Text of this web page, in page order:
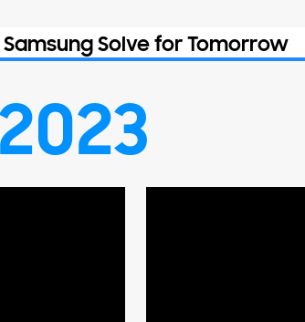
Samsung Solve for Tomorrow
2023